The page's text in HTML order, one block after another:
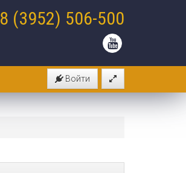
8 (3952) 506-500
Войти